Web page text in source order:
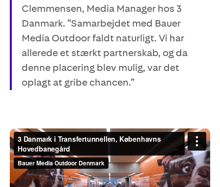
Clemmensen, Media Manager hos 3
Danmark. ”Samarbejdet med Bauer
Media Outdoor faldt naturligt. Vi har
allerede et stærkt partnerskab, og da
denne placering blev mulig, var det
oplagt at gribe chancen.”